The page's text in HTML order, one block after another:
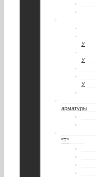
У
У
У
арматуры
"Т"